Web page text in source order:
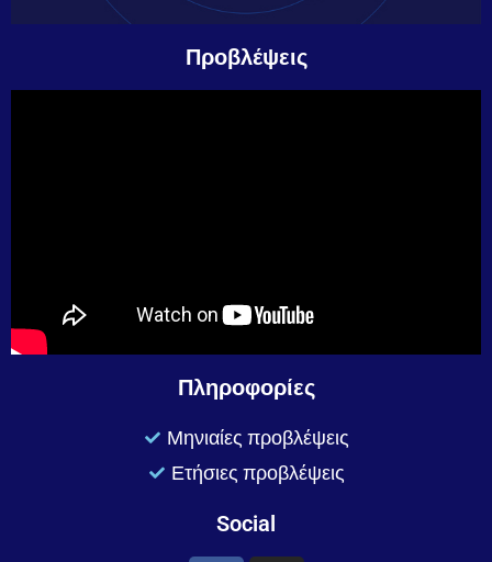
Προβλέψεις
Πληροφορίες
Μηνιαίες προβλέψεις
Ετήσιες προβλέψεις
Social